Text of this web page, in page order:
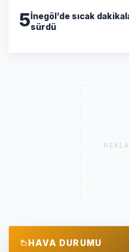
5İnegöl’de sıcak
sürdü
HAVA DURUMU